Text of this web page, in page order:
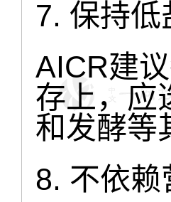
7. 保持低
AICR建
存上，应
和发酵等
8. 不依赖